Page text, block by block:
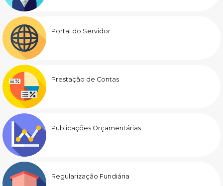
Portal do Servidor
Prestação de Contas
Publicações Orçamentárias
Regularização Fundiária